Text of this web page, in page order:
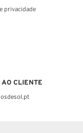
privacidade
CLIENTE